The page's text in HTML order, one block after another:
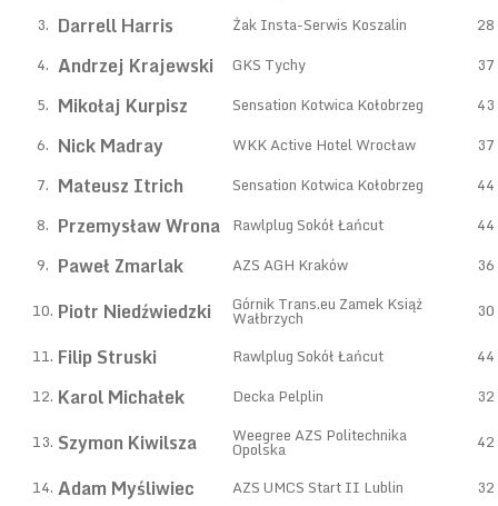
3. Darrell Harris Żak Insta-Serwis Koszalin
28
4. Andrzej Krajewski GKS Tychy
37
5. Mikołaj Kurpisz Sensation Kotwica Kołobrzeg
43
6. Nick Madray WKK Active Hotel Wrocław
37
7. Mateusz Itrich Sensation Kotwica Kołobrzeg
44
8. Przemysław Wrona Rawlplug Sokół Łańcut
44
9. Paweł Zmarlak AZS AGH Kraków
36
10. Piotr Niedźwiedzki Górnik Trans.eu Zamek Książ
Wałbrzych
30
11. Filip Struski Rawlplug Sokół Łańcut
44
12. Karol Michałek Decka Pelplin
32
13. Szymon Kiwilsza Weegree AZS Politechnika
Opolska
42
14. Adam Myśliwiec AZS UMCS Start II Lublin
32